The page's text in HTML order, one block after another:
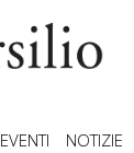
EVENTI NOTIZIE